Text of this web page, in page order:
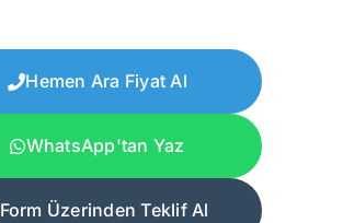
Hemen Ara Fiyat Al
WhatsApp'tan Yaz
Form Üzerinden Teklif Al